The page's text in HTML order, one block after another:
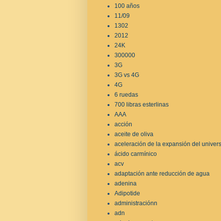
100 años
11/09
1302
2012
24K
300000
3G
3G vs 4G
4G
6 ruedas
700 libras esterlinas
AAA
acción
aceite de oliva
aceleración de la expansión del
ácido carmínico
acv
adaptación ante reducción de agua
adenina
Adipotide
administraciónn
adn